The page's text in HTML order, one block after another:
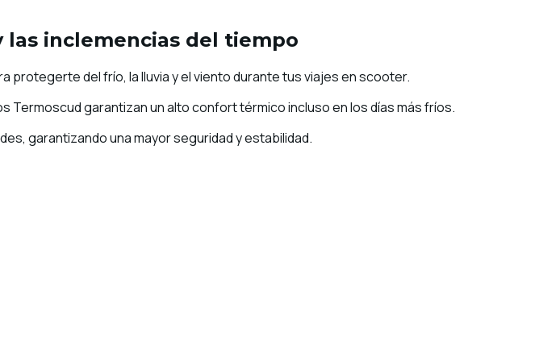
inclemencias del tiempo
del frío, la lluvia y el viento durante tus viajes en scooter.
Termoscud garantizan un alto confort térmico incluso en los días más fríos.
garantizando una mayor seguridad y estabilidad.